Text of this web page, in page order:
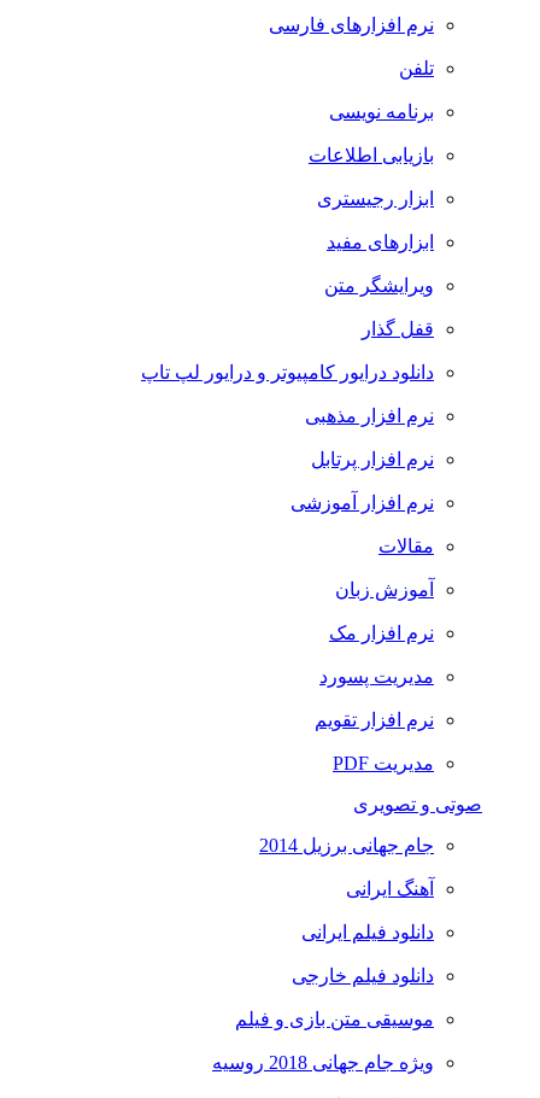
نرم افزارهای فارسی
تلفن
برنامه نویسی
بازیابی اطلاعات
ابزار رجیستری
ابزارهای مفید
ویرایشگر متن
قفل گذار
دانلود درایور کامپیوتر و درایور لپ تاپ
نرم افزار مذهبی
نرم افزار پرتابل
نرم افزار آموزشی
مقالات
آموزش زبان
نرم افزار مک
مدیریت پسورد
نرم افزار تقویم
مدیریت PDF
صوتی و تصویری
جام جهانی برزیل 2014
آهنگ ایرانی
دانلود فیلم ایرانی
دانلود فیلم خارجی
موسیقی متن بازی و فیلم
ویژه جام جهانی 2018 روسیه